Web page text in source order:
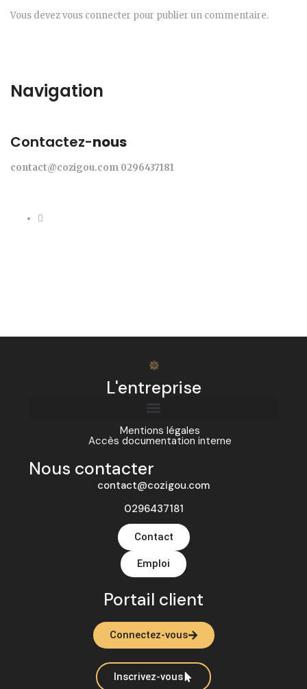
Vous devezvous connecter pour publier un commentaire.
Navigation
Contactez-nous
contact@cozigou.com 0296437181
L'entreprise
Mentions légales
Accès documentation interne
Nous contacter
contact@cozigou.com
0296437181
Contact
Emploi
Portail client
Connectez-vous
Inscrivez-vous